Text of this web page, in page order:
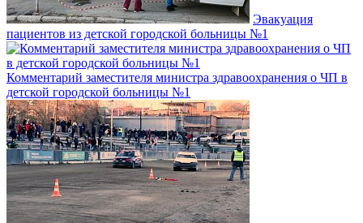
Эвакуация
пациентов из детской городской больницы №1
Комментарий заместителя министра здравоохранения о ЧП в
детской городской больницы №1